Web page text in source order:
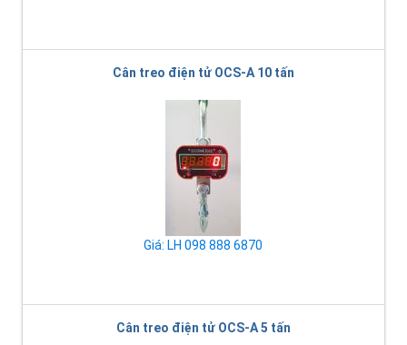
Cân treo điện tử OCS-A 10 tấn
Giá: LH 098 888 6870
Cân treo điện tử OCS-A 5 tấn